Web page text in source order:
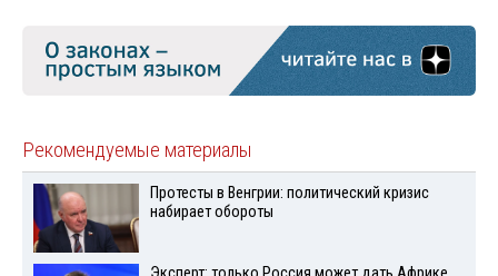
Рекомендуемые материалы
Протесты в Венгрии: политический кризис
набирает обороты